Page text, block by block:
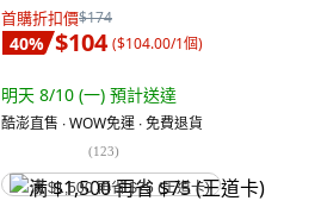
首購折扣價$174
40% $104 ($104.00/1個)
明天 8/10 (一) 預計送達
酷澎直售 ∙ WOW免運 ∙ 免費退貨
(123)
满 $1,500 再省 $75 (王道卡)